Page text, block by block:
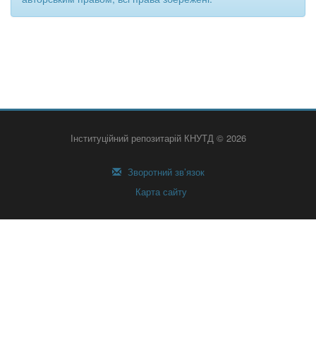
Інституційний репозитарій КНУТД © 2026
Зворотний зв’язок
Карта сайту